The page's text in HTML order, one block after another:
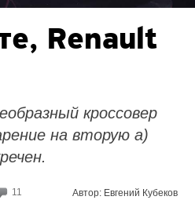
Renault
кроссовер
на вторую а)
11 Автор: Евгений Кубеков